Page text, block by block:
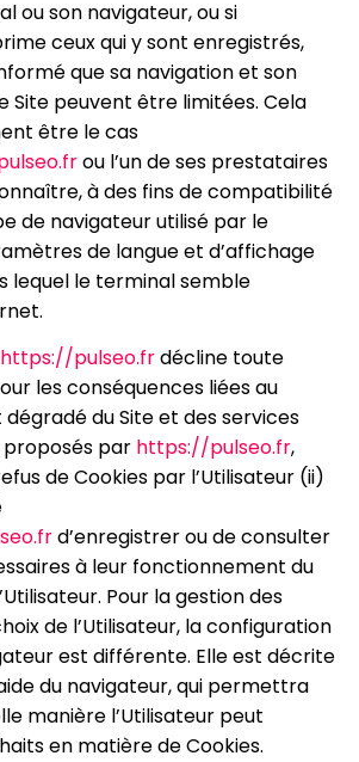
ou son navigateur, ou si
ceux qui y sont enregistrés,
que sa navigation et son
Site peuvent être limitées. Cela
être le cas
ou l’un de ses prestataires
à des fins de compatibilité
de navigateur utilisé par le
de langue et d’affichage
lequel le terminal semble
https://pulseo.frdécline toute
les conséquences liées au
du Site et des services
par https://pulseo.fr,
de Cookies par l’Utilisateur (ii)
d’enregistrer ou de consulter
à leur fonctionnement du
Pour la gestion des
de l’Utilisateur, la configuration
est différente. Elle est décrite
du navigateur, qui permettra
manière l’Utilisateur peut
en matière de Cookies.